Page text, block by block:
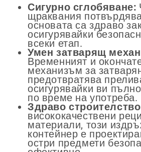
Сигурно сглобяване:
щраквания
основата са здраво
осигурявайки
всеки етап.
Умен затварящ
Временният и
механизъм за
предотвратява
осигурявайки ви
по време на употреба.
Здраво
висококачествени
материали, този
контейнер е
остри предмети